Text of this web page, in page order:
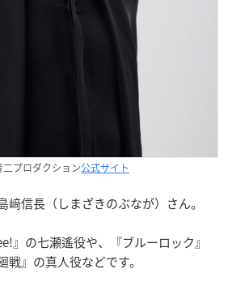
二プロダクション公式サイト
信長（しまざきのぶなが）さん。
』の七瀬遙役や、『ブルーロック』
』の真人役などです。